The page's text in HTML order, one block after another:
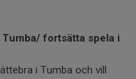
fortsätta spela i
i Tumba och vill